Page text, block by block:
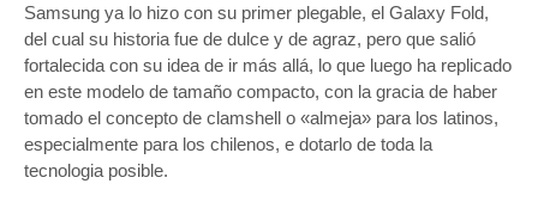
Samsung ya lo hizo con su primer plegable, el Galaxy Fold,
del cual su historia fue de dulce y de agraz, pero que salió
fortalecida con su idea de ir más allá, lo que luego ha replicado
en este modelo de tamaño compacto, con la gracia de haber
tomado el concepto de clamshell o «almeja» para los latinos,
especialmente para los chilenos, e dotarlo de toda la
tecnologia posible.